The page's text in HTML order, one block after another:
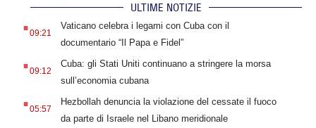
ULTIME NOTIZIE
.09:21
Vaticano celebra i legami con Cuba con il
documentario “Il Papa e Fidel”
.09:12
Cuba: gli Stati Uniti continuano a stringere la morsa
sull’economia cubana
.05:57
Hezbollah denuncia la violazione del cessate il fuoco
da parte di Israele nel Libano meridionale